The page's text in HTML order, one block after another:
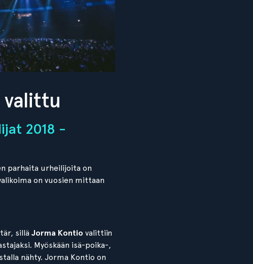
valittu
2018 -
parhaita urheilijoita on
on vuosien mittaan
sillä Jorma Kontio valittiin
Myöskään isä-poika-,
nähty. Jorma Kontio on